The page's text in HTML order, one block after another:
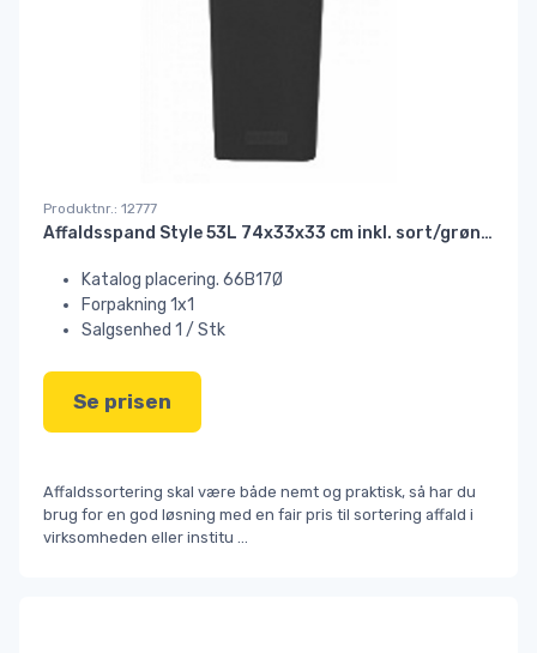
Produktnr.: 12777
Affaldsspand Style 53L 74x33x33 cm inkl. sort/grønt låg#
Katalog placering. 66B17Ø
Forpakning 1x1
Salgsenhed 1 / Stk
Se prisen
Affaldssortering skal være både nemt og praktisk, så har du
brug for en god løsning med en fair pris til sortering affald i
virksomheden eller institu ...